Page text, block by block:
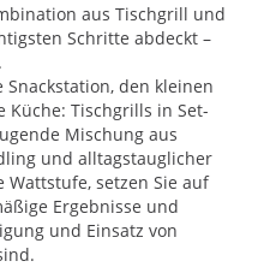
aus Tischgrill und
Schritte abdeckt –
den kleinen
Küche: Tischgrills in Set-
Mischung aus
und alltagstauglicher
Wattstufe, setzen Sie auf
Ergebnisse und
und Einsatz von